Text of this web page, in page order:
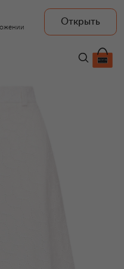
Открыть
45 500 ₽